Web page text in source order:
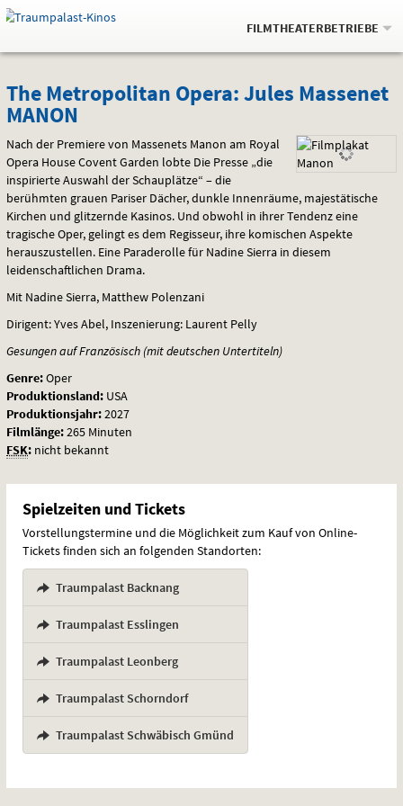
Springe
zum
,zum
.
Navigation
Service
Gehe
zur
Auswahl
FILMTHEATERBETRIEBE
The
Metropolitan
Opera:
Jules
Massenet
MANON
The Metropolitan Opera: Jules Massenet
MANON
Nach der Premiere von Massenets Manon am Royal
Opera House Covent Garden lobte Die Presse „die
inspirierte Auswahl der Schauplätze“ – die
berühmten grauen Pariser Dächer, dunkle Innenräume, majestätische
Kirchen und glitzernde Kasinos. Und obwohl in ihrer Tendenz eine
tragische Oper, gelingt es dem Regisseur, ihre komischen Aspekte
herauszustellen. Eine Paraderolle für Nadine Sierra in diesem
leidenschaftlichen Drama.
Mit Nadine Sierra, Matthew Polenzani
Dirigent: Yves Abel, Inszenierung: Laurent Pelly
Gesungen auf Französisch (mit deutschen Untertiteln)
Genre:Oper
Produktionsland: USA
Produktionsjahr:2027
Filmlänge:265 Minuten
FSK: nicht bekannt
Spielzeiten und Tickets
Vorstellungstermine und die Möglichkeit zum Kauf von Online-
Tickets finden sich an folgenden Standorten:
Traumpalast Backnang
Traumpalast Esslingen
Traumpalast Leonberg
Traumpalast Schorndorf
Traumpalast Schwäbisch Gmünd